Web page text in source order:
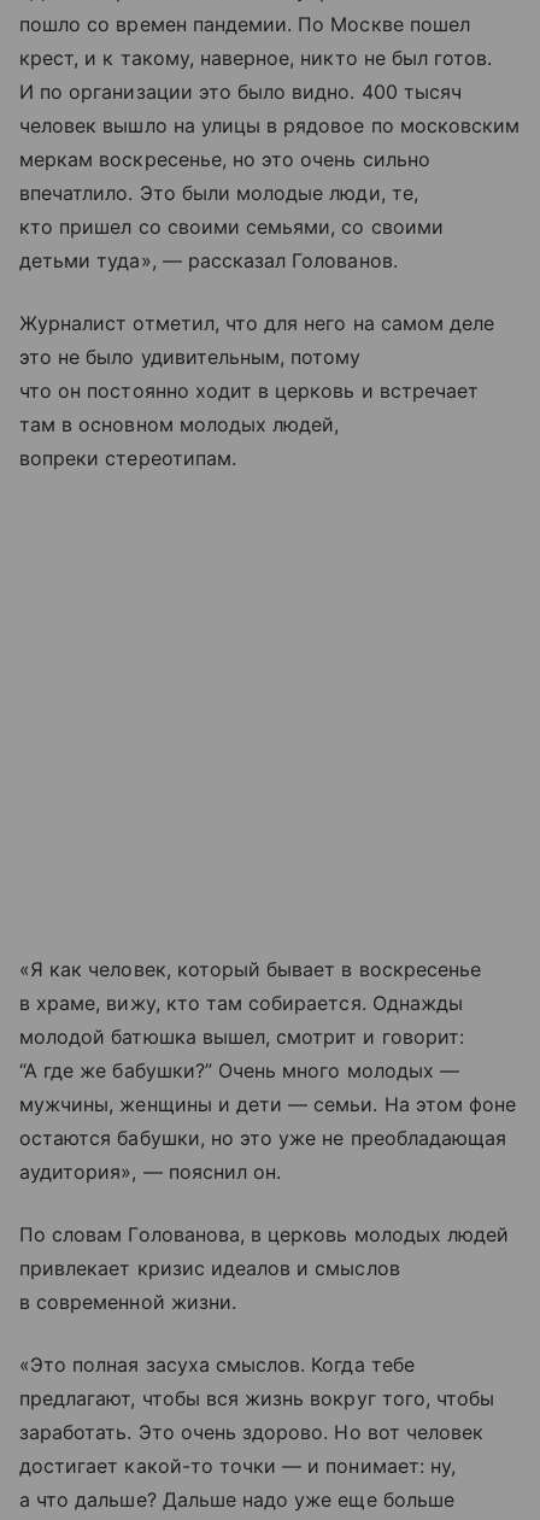
пошло со времен пандемии. По Москве пошел
крест, и к такому, наверное, никто не был готов.
И по организации это было видно. 400 тысяч
человек вышло на улицы в рядовое по московским
меркам воскресенье, но это очень сильно
впечатлило. Это были молодые люди, те,
кто пришел со своими семьями, со своими
детьми туда», — рассказал Голованов.
Журналист отметил, что для него на самом деле
это не было удивительным, потому
что он постоянно ходит в церковь и встречает
там в основном молодых людей,
вопреки стереотипам.
«Я как человек, который бывает в воскресенье
в храме, вижу, кто там собирается. Однажды
молодой батюшка вышел, смотрит и говорит:
“А где же бабушки?” Очень много молодых —
мужчины, женщины и дети — семьи. На этом фоне
остаются бабушки, но это уже не преобладающая
аудитория», — пояснил он.
По словам Голованова, в церковь молодых людей
привлекает кризис идеалов и смыслов
в современной жизни.
«Это полная засуха смыслов. Когда тебе
предлагают, чтобы вся жизнь вокруг того, чтобы
заработать. Это очень здорово. Но вот человек
достигает какой-то точки — и понимает: ну,
а что дальше? Дальше надо уже еще больше